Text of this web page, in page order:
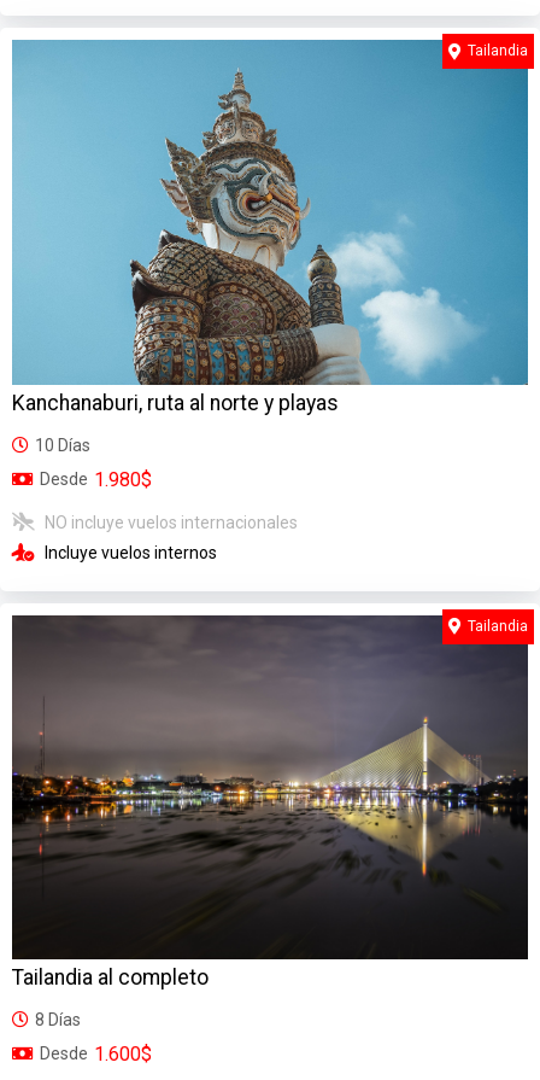
Kanchanaburi, ruta al norte y playas
10 Días
Desde 1.980$
NO incluye vuelos internacionales
Incluye vuelos internos
Tailandia
Tailandia al completo
8 Días
Desde 1.600$
Tailandia